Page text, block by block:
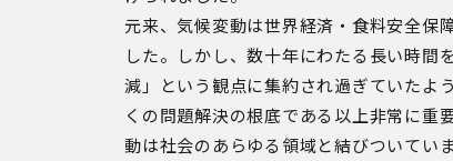
元来、気候変動は世界経済・食料安全保
した。しかし、数十年にわたる長い時間
減」という観点に集約され過ぎていたよ
くの問題解決の根底である以上非常に重
動は社会のあらゆる領域と結びついていま